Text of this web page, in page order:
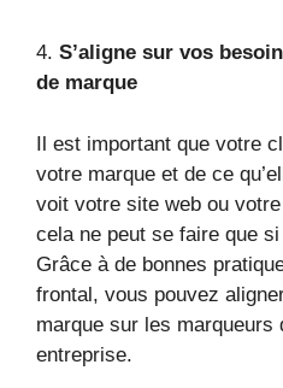
4. S’aligne sur vos
de marque
Il est important que votre
votre marque et de ce
voit votre site web ou
cela ne peut se faire que
Grâce à de bonnes
frontal, vous pouvez
marque sur les marqueurs
entreprise.